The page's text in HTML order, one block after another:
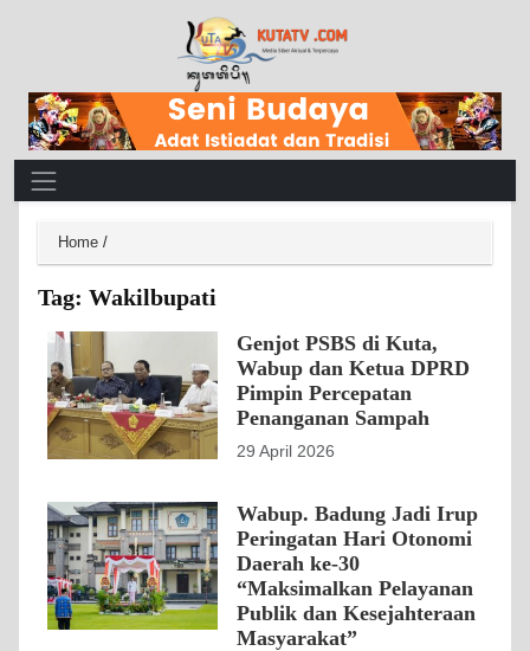
Main Navigation
Home /
Tag: Wakilbupati
Genjot PSBS di Kuta,
Wabup dan Ketua DPRD
Pimpin Percepatan
Penanganan Sampah
29 April 2026
Wabup. Badung Jadi Irup
Peringatan Hari Otonomi
Daerah ke-30
“Maksimalkan Pelayanan
Publik dan Kesejahteraan
Masyarakat”